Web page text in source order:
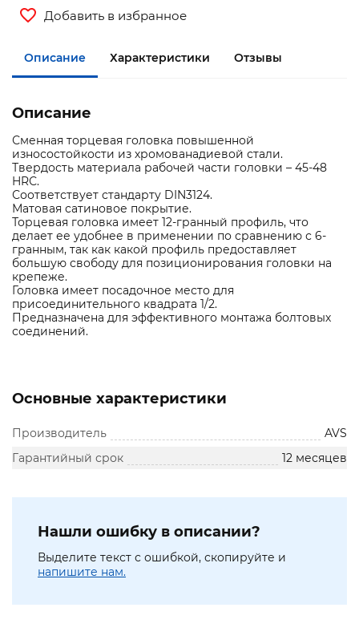
Добавить в избранное
Описание Характеристики Отзывы
Описание
Сменная торцевая головка повышенной
износостойкости из хромованадиевой стали.
Твердость материала рабочей части головки – 45-48
HRС.
Соответствует стандарту DIN3124.
Матовая сатиновое покрытие.
Торцевая головка имеет 12-гранный профиль, что
делает ее удобнее в применении по сравнению с 6-
гранным, так как какой профиль предоставляет
большую свободу для позиционирования головки на
крепеже.
Головка имеет посадочное место для
присоединительного квадрата 1/2.
Предназначена для эффективного монтажа болтовых
соединений.
Основные характеристики
Производитель
AVS
Гарантийный срок
12 месяцев
Нашли ошибку в описании?
Выделите текст с ошибкой, скопируйте и
напишите нам.